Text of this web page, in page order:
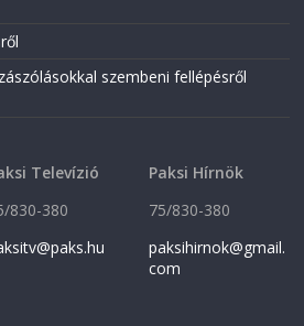
szembeni fellépésről
Televízió
830-380
Paksi Hírnök
75/830-380
paksihirnok@gmail.
com